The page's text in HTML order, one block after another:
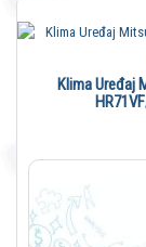
Klima Uređaj